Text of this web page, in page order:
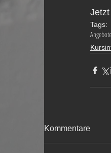
Tags:
Angebote
Kommentare